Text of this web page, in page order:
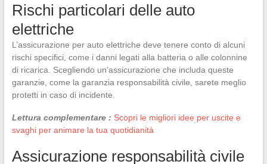
Rischi particolari delle auto
elettriche
L’assicurazione per auto elettriche deve tenere conto di alcuni
rischi specifici, come i danni legati alla batteria o alle colonnine
di ricarica. Scegliendo un’assicurazione che includa queste
garanzie, come la garanzia responsabilità civile, sarete meglio
protetti in caso di incidente.
Lettura complementare : Scopri le migliori idee per uscite e
svaghi per animare la tua quotidianità
Assicurazione responsabilità civile